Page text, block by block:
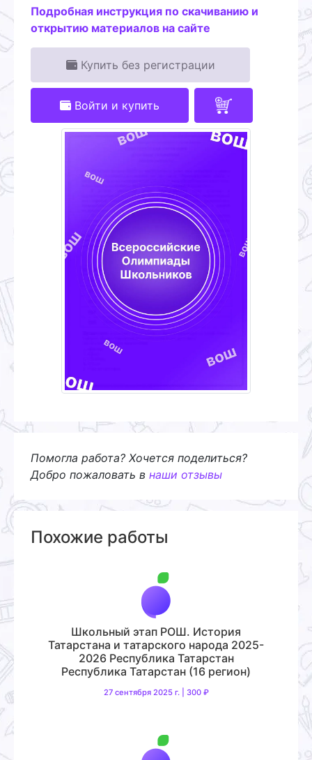
Подробная инструкция по скачиванию и
открытию материалов на сайте
Купить без регистрации
Войти и купить
Помогла работа? Хочется поделиться?
Добро пожаловать в наши отзывы
Похожие работы
Школьный этап РОШ. История
Татарстана и татарского народа 2025-
2026 Республика Татарстан
Республика Татарстан (16 регион)
27 сентября 2025 г. | 300 ₽